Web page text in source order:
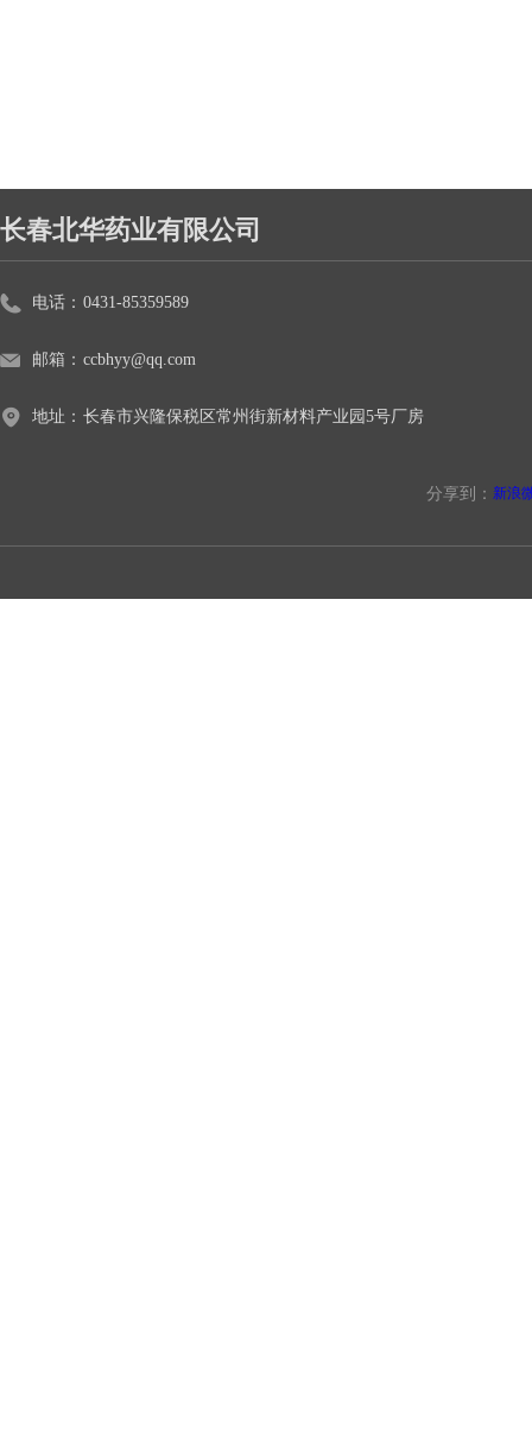
电话： 0431-85359589
邮箱： ccbhyy@qq.com
地址： 长春市兴隆保税区常州街新材料产业园5号厂房
长春北华药业有限公司
分享到： 新浪